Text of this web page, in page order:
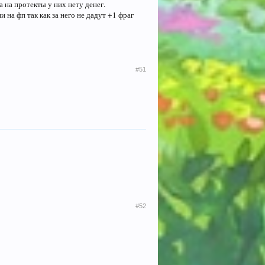
протекты у них нету денег.
на фп так как за него не дадут +1 фраг
#51
#52